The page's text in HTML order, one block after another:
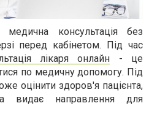
консультація без
перед кабінетом. Під час
лікаря онлайн
- це
по медичну допомогу. Під
оцінити здоров'я пацієнта,
видає направлення для